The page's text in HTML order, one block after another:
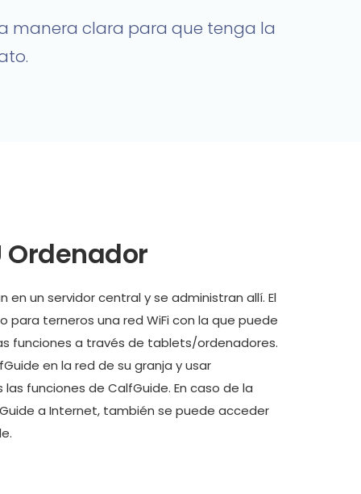
manera clara para que tenga la
Ordenador
un servidor central y se administran allí. El
terneros una red WiFi con la que puede
funciones a través de tablets/ordenadores.
en la red de su granja y usar
funciones de CalfGuide. En caso de la
a Internet, también se puede acceder